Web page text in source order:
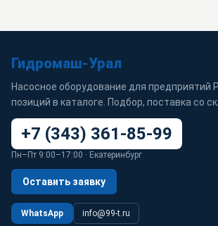
Гидромаш-Урал
Насосное оборудование для предприятий
позиций в каталоге. Подбор, поставка со
+7 (343) 361-85-99
Пн–Пт 9:00–17:00 · Екатеринбург
Оставить заявку
WhatsApp info@99-t.ru